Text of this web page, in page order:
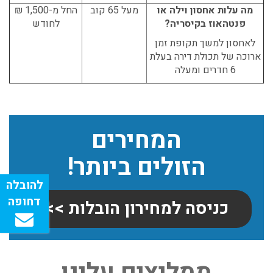
המחירים
הזולים ביותר!
כניסה למחירון הובלות >>
לפני שמתבצעת ההובלה צריכים לדאוג לארוז את הכל כמו
מה עלות אחסון וילה או
פנטהאוז בקיסריה?
לאחסון למשך תקופת זמן
ארוכה של תכולת דירה בעלת
6 חדרים ומעלה
מעל 65 קוב
החל מ-1,500 ₪
לחודש